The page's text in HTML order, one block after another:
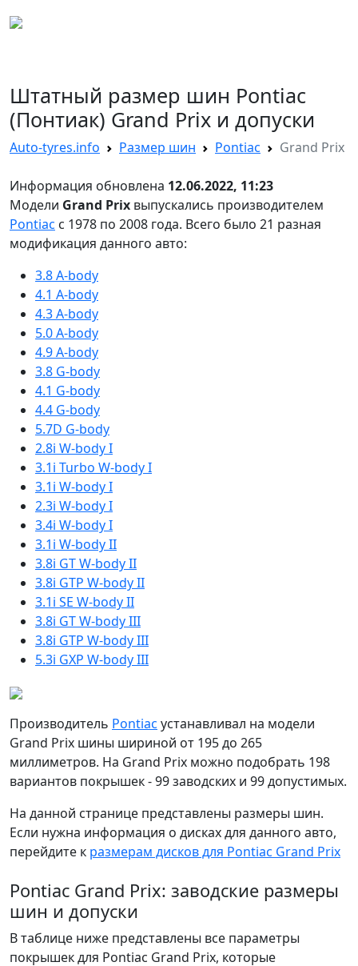
Штатный размер шин Pontiac
(Понтиак) Grand Prix и допуски
Auto-tyres.info Размер шин Pontiac Grand Prix
Информация обновлена 12.06.2022, 11:23
Модели Grand Prix выпускались производителем
Pontiac с 1978 по 2008 года. Всего было 21 разная
модификация данного авто:
3.8 A-body
4.1 A-body
4.3 A-body
5.0 A-body
4.9 A-body
3.8 G-body
4.1 G-body
4.4 G-body
5.7D G-body
2.8i W-body I
3.1i Turbo W-body I
3.1i W-body I
2.3i W-body I
3.4i W-body I
3.1i W-body II
3.8i GT W-body II
3.8i GTP W-body II
3.1i SE W-body II
3.8i GT W-body III
3.8i GTP W-body III
5.3i GXP W-body III
Производитель Pontiac устанавливал на модели
Grand Prix шины шириной от 195 до 265
миллиметров. На Grand Prix можно подобрать 198
вариантов покрышек - 99 заводских и 99 допустимых.
На данной странице представлены размеры шин.
Если нужна информация о дисках для данного авто,
перейдите к размерам дисков для Pontiac Grand Prix
Pontiac Grand Prix: заводские размеры
шин и допуски
В таблице ниже представлены все параметры
покрышек для Pontiac Grand Prix, которые